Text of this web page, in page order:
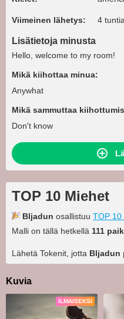
Viimeinen lähetys: 4
Lisätietoja minusta
Hello, welcome to my room!
Mikä kiihottaa minua:
Anywhat
Mikä sammuttaa
Don't know
TOP 10 Miehet
Bljadun osallistuu TOP 10
Malli on tällä hetkellä 111
Lähetä Tokenit, jotta Bljadun
Kuvia
ILMAISEKSI